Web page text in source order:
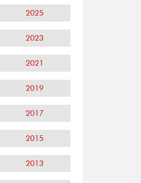
2025
2023
2021
2019
2017
2015
2013